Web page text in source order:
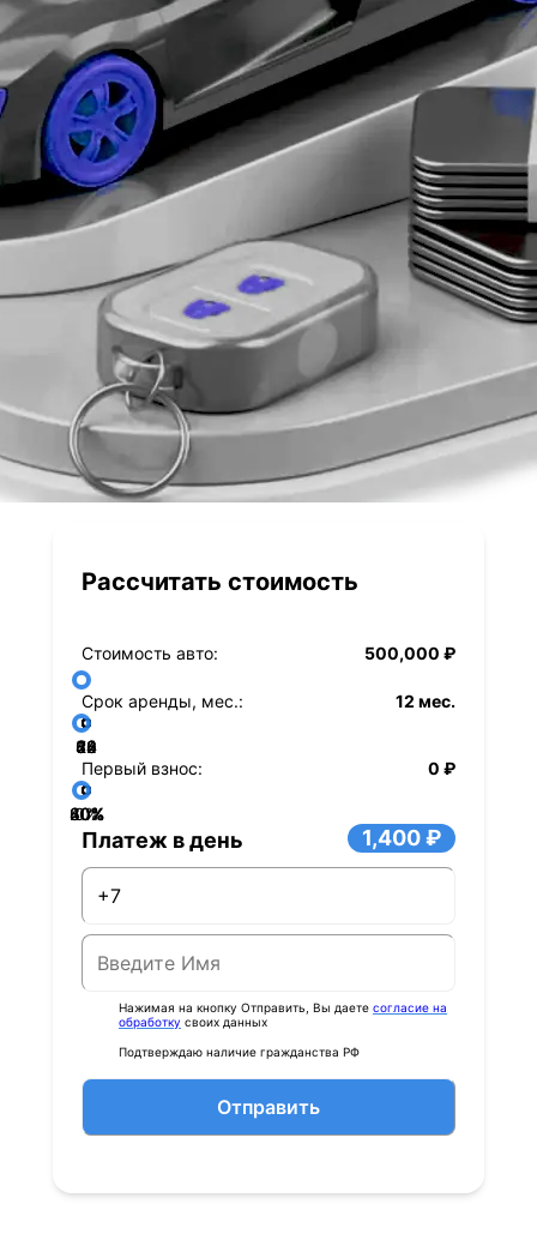
Рассчитать стоимость
Стоимость авто: 500,000 ₽
Срок аренды, мес.: 12 мес.
12
24
36
48
60
72
84
Первый взнос:
0 ₽
0%
20%
40%
60%
80%
Платеж в день 1,400 ₽
Нажимая на кнопку Отправить, Вы даете согласие на
обработку своих данных
Подтверждаю наличие гражданства РФ
Отправить